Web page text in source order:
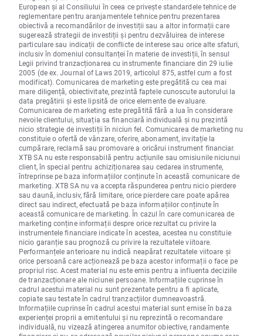
European și al Consiliului în ceea ce privește standardele tehnice de
reglementare pentru aranjamentele tehnice pentru prezentarea
obiectivă a recomandărilor de investiții sau a altor informații care
sugerează strategii de investiții și pentru dezvăluirea de interese
particulare sau indicații de conflicte de interese sau orice alte sfaturi,
inclusiv în domeniul consultanței în materie de investiții, în sensul
Legii privind tranzacționarea cu instrumente financiare din 29 iulie
2005 (de ex. Journal of Laws 2019, articolul 875, astfel cum a fost
modificat). Comunicarea de marketing este pregătită cu cea mai
mare diligență, obiectivitate, prezintă faptele cunoscute autorului la
data pregătirii și este lipsită de orice elemente de evaluare.
Comunicarea de marketing este pregătită fără a lua în considerare
nevoile clientului, situația sa financiară individuală și nu prezintă
nicio strategie de investiții în niciun fel. Comunicarea de marketing nu
constituie o ofertă de vânzare, oferire, abonament, invitație la
cumpărare, reclamă sau promovare a oricărui instrument financiar.
XTB SA nu este responsabilă pentru acțiunile sau omisiunile niciunui
client, în special pentru achiziționarea sau cedarea instrumente,
întreprinse pe baza informațiilor conținute în această comunicare de
marketing. XTB SA nu va accepta răspunderea pentru nicio pierdere
sau daună, inclusiv, fără limitare, orice pierdere care poate apărea
direct sau indirect, efectuată pe baza informațiilor conținute în
această comunicare de marketing. În cazul în care comunicarea de
marketing conține informații despre orice rezultat cu privire la
instrumentele financiare indicate în acestea, acestea nu constituie
nicio garanție sau prognoză cu privire la rezultatele viitoare.
Performanțele anterioare nu indică neapărat rezultatele viitoare și
orice persoană care acționează pe baza acestor informații o face pe
propriul risc. Acest material nu este emis pentru a influenta deciziile
de tranzacționare ale niciunei persoane. Informațiile cuprinse în
cadrul acestui material nu sunt prezentate pentru a fi aplicate,
copiate sau testate în cadrul tranzacțiilor dumneavoastră.
Informațiile cuprinse în cadrul acestui material sunt emise în baza
experienței proprii a emitentului și nu reprezintă o recomandare
individuală, nu vizează atingerea anumitor obiective, randamente